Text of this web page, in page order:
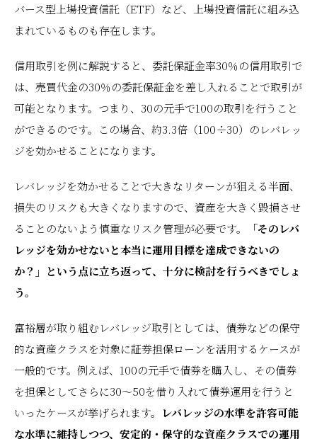
バース型上場投資信託（ETF）など、上場投資信託に組み込
まれているものも存在します。
信用取引を例に解説すると、委託保証金率30％の信用取引で
は、売買代金の30％の委託保証金を差し入れることで取引が
可能となります。つまり、30の元手で100の取引を行うこと
ができるのです。この場合、約3.3倍（100÷30）のレバレッ
ジを効かせることになります。
レバレッジを効かせることで大きなリターンが狙える半面、
損失のリスクも大きくなりますので、資産を大きく毀損させ
ることのないよう慎重なリスク管理が必要です。
「そのレバ
レッジを効かせないと本当に運用目標を達成できないの
か？」という点に立ち返って、十分に検討を行うべきでしょ
う。
富裕層が取り組むレバレッジ取引としては、債券などの保守
的な資産クラスを対象に証券担保ローンを活用するケースが
一般的です。例えば、100の元手で債券を購入し、その債券
を担保としてさらに30～50を借り入れて債券運用を行うと
いったケースが挙げられます。
レバレッジの水準を許容可能
な水準に維持しつつ、安定的・保守的な資産クラスでの運用